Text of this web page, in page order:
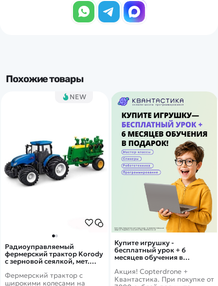
Похожие товары
Купите игрушку -
бесплатный урок + 6
месяцев обучения в
Акция! Copterdrone +
Квантастика. При покупке от
NEW
Радиоуправляемый
фермерский трактор Korody
с зерновой сеялкой, мет.
2.4G 6CH RTR - KR6646HK
Фермерский трактор с
широкими колесами на